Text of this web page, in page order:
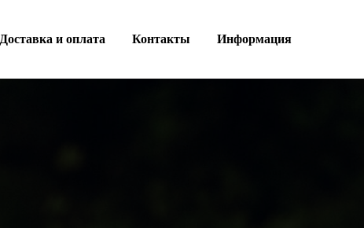
Доставка и оплата Контакты Информация